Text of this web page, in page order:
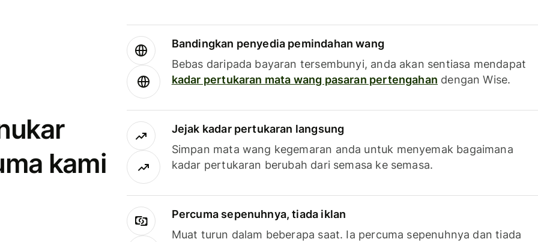
kami
Bandingkan penyedia pemindahan wang
Bebas daripada bayaran tersembunyi, anda akan sentiasa mendapat
kadar pertukaran mata wang pasaran pertengahan dengan Wise.
Jejak kadar pertukaran langsung
Simpan mata wang kegemaran anda untuk menyemak bagaimana
kadar pertukaran berubah dari semasa ke semasa.
Percuma sepenuhnya, tiada iklan
Muat turun dalam beberapa saat. Ia percuma sepenuhnya dan tiada